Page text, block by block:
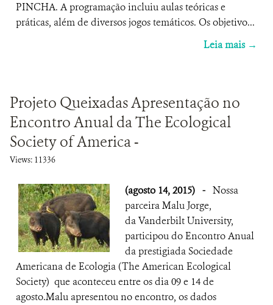
PINCHA. A programação incluiu aulas teóricas e
práticas, além de diversos jogos temáticos. Os objetivo...
Leia mais →
Projeto Queixadas Apresentação no
Encontro Anual da The Ecological
Society of America -
Views: 11336
(agosto 14, 2015) - Nossa
parceira Malu Jorge,
da Vanderbilt University,
participou do Encontro Anual
da prestigiada Sociedade
Americana de Ecologia (The American Ecological
Society) que aconteceu entre os dia 09 e 14 de
agosto.Malu apresentou no encontro, os dados